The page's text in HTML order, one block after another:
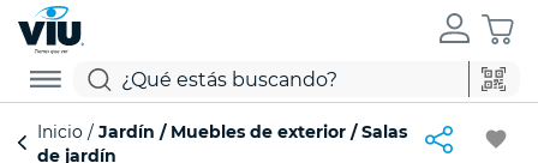
Inicio Jardín Muebles de exterior Salas
de jardín
favorite